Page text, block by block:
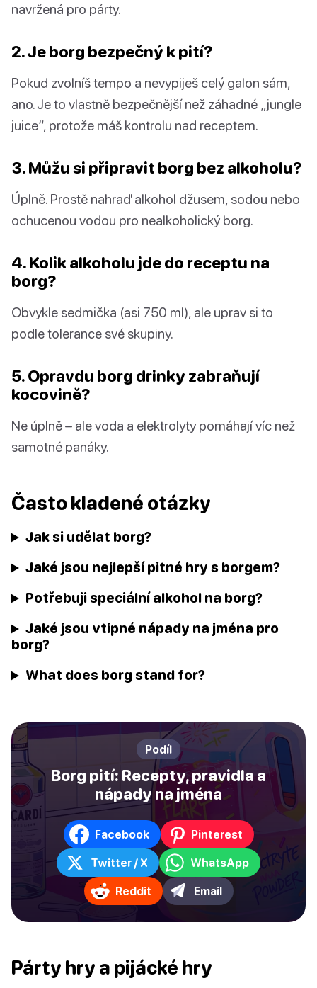
navržená pro párty.
2. Je borg bezpečný k pití?
Pokud zvolníš tempo a nevypiješ celý galon sám,
ano. Je to vlastně bezpečnější než záhadné „jungle
juice“, protože máš kontrolu nad receptem.
3. Můžu si připravit borg bez alkoholu?
Úplně. Prostě nahraď alkohol džusem, sodou nebo
ochucenou vodou pro nealkoholický borg.
4. Kolik alkoholu jde do receptu na
borg?
Obvykle sedmička (asi 750 ml), ale uprav si to
podle tolerance své skupiny.
5. Opravdu borg drinky zabraňují
kocovině?
Ne úplně – ale voda a elektrolyty pomáhají víc než
samotné panáky.
Často kladené otázky
Jak si udělat borg?
Jaké jsou nejlepší pitné hry s borgem?
Potřebuji speciální alkohol na borg?
Jaké jsou vtipné nápady na jména pro
borg?
What does borg stand for?
Podíl
Borg pití: Recepty, pravidla a
nápady na jména
Facebook Pinterest
Twitter / X WhatsApp
Reddit Email
Párty hry a pijácké hry